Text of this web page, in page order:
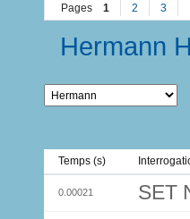
Pages 1 2 3
Hermann
Temps (s)
0.00021 SET